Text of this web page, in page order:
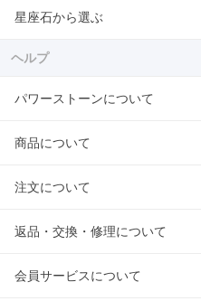
星座石から選ぶ
ヘルプ
パワーストーンについて
商品について
注文について
返品・交換・修理について
会員サービスについて